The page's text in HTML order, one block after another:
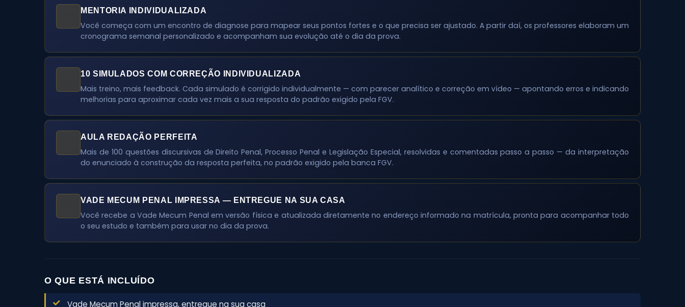
MENTORIA INDIVIDUALIZADA
Você começa com um encontro de diagnose para mapear seus pontos fortes e o que precisa ser ajustado. A partir daí, os professores elaboram um
cronograma semanal personalizado e acompanham sua evolução até o dia da prova.
10 SIMULADOS COM CORREÇÃO INDIVIDUALIZADA
Mais treino, mais feedback. Cada simulado é corrigido individualmente — com parecer analítico e correção em vídeo — apontando erros e indicando
melhorias para aproximar cada vez mais a sua resposta do padrão exigido pela FGV.
AULA REDAÇÃO PERFEITA
Mais de 100 questões discursivas de Direito Penal, Processo Penal e Legislação Especial, resolvidas e comentadas passo a passo — da interpretação
do enunciado à construção da resposta perfeita, no padrão exigido pela banca FGV.
VADE MECUM PENAL IMPRESSA — ENTREGUE NA SUA CASA
Você recebe a Vade Mecum Penal em versão física e atualizada diretamente no endereço informado na matrícula, pronta para acompanhar todo
o seu estudo e também para usar no dia da prova.
O QUE ESTÁ INCLUÍDO
Vade Mecum Penal impressa, entregue na sua casa